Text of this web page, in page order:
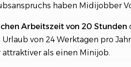
haben Midijobber
Arbeitszeit von 20 Stunden
von 24 Werktagen pro
als einen Minijob.